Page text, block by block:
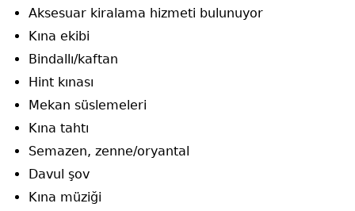
Aksesuar kiralama hizmeti bulunuyor
Kına ekibi
Bindallı/kaftan
Hint kınası
Mekan süslemeleri
Kına tahtı
Semazen, zenne/oryantal
Davul şov
Kına müziği